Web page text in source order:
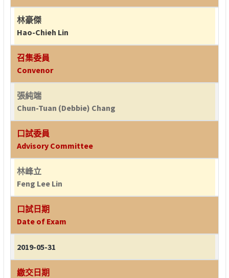
林豪傑
Hao-Chieh Lin
召集委員
Convenor
張純端
Chun-Tuan (Debbie) Chang
口試委員
Advisory Committee
林峰立
Feng Lee Lin
口試日期
Date of Exam
2019-05-31
繳交日期